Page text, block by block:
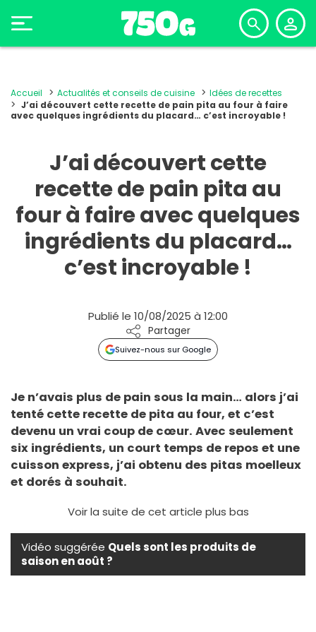
Accueil Actualités et conseils de cuisine
Idées de recettes
J’ai découvert cette recette de pain pita au four à faire
avec quelques ingrédients du placard… c’est incroyable !
J’ai découvert cette
recette de pain pita au
four à faire avec quelques
ingrédients du placard…
c’est incroyable !
Publié le 10/08/2025 à 12:00
Partager
Suivez-nous sur Google
Je n’avais plus de pain sous la main… alors j’ai
tenté cette recette de pita au four, et c’est
devenu un vrai coup de cœur. Avec seulement
six ingrédients, un court temps de repos et une
cuisson express, j’ai obtenu des pitas moelleux
et dorés à souhait.
Voir la suite de cet article plus bas
Vidéo suggérée Quels sont les produits de
saison en août ?